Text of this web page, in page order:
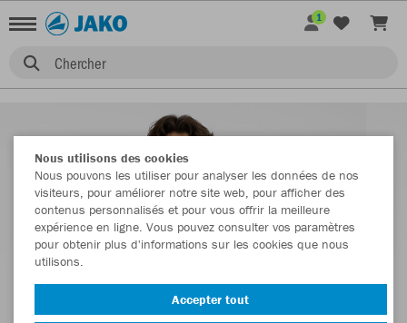
Chercher
1
Nous utilisons des cookies
Nous pouvons les utiliser pour analyser les données de nos
visiteurs, pour améliorer notre site web, pour afficher des
contenus personnalisés et pour vous offrir la meilleure
expérience en ligne. Vous pouvez consulter vos paramètres
pour obtenir plus d'informations sur les cookies que nous
utilisons.
Accepter tout